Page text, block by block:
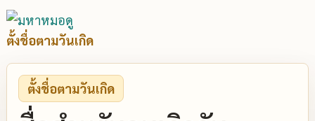
ตั้งชื่อตามวันเกิด
ตั้งชื่อตามวันเกิด